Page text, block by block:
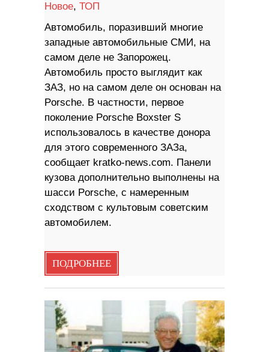
Новое, ТОП
Автомобиль, поразивший многие
западные автомобильные СМИ, на
самом деле не Запорожец.
Автомобиль просто выглядит как
ЗАЗ, но на самом деле он основан на
Porsche. В частности, первое
поколение Porsche Boxster S
использовалось в качестве донора
для этого современного ЗАЗа,
сообщает kratko-news.com. Панели
кузова дополнительно выполнены на
шасси Porsche, с намеренным
сходством с культовым советским
автомобилем.
ПОДРОБНЕЕ